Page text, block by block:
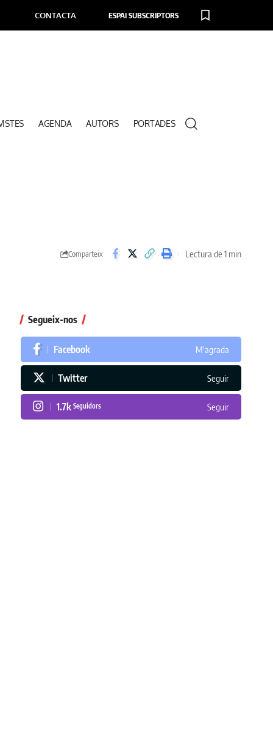
CONTACTA ESPAI SUBSCRIPTORS
AGENDA AUTORS PORTADES
Comparteix Lectura de 1 min
Segueix-nos
Facebook M'agrada
Twitter Seguir
1.7k Seguidors Seguir